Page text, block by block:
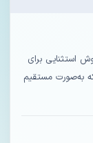
استثنایی برای
به‌صورت مستقیم